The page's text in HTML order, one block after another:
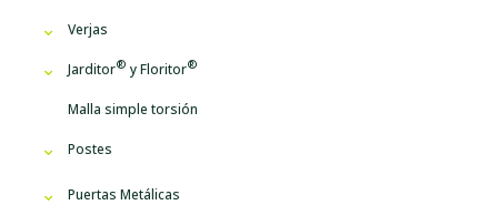
Verjas
Jarditor yFloritor
Malla simple torsión
Postes
Puertas Metálicas